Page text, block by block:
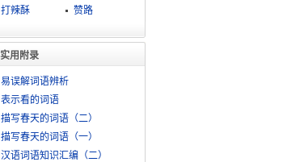
打辣酥
赞路
实用附录
易误解词语辨析
表示看的词语
描写春天的词语（二）
描写春天的词语（一）
汉语词语知识汇编（二）